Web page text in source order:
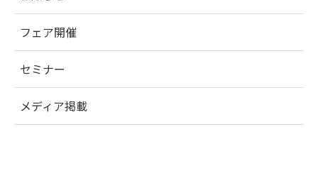
フェア開催
セミナー
メディア掲載